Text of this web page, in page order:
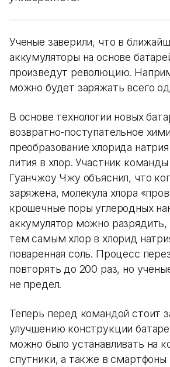
Ученые заверили, что в
аккумуляторы на основе
произведут революцию.
можно будет заряжать всего
В основе технологии новых
возвратно-поступательное
преобразование хлорида
лития в хлор. Участник
Гуанчжоу Чжу объяснил, что
заряжена, молекула хлора
крошечные поры углеродных
аккумулятор можно разрядить,
тем самым хлор в хлорид
поваренная соль. Процесс
повторять до 200 раз, но
не предел.
Теперь перед командой стоит
улучшению конструкции
можно было устанавливать на
спутники, а также в смартфоны